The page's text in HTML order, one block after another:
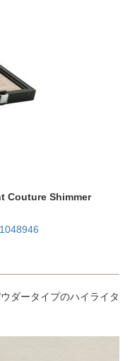
Couture Shimmer
ダータイプのハイライタ